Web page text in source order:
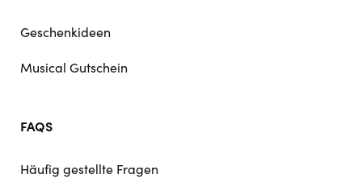
Geschenkideen
Musical Gutschein
FAQS
Häufig gestellte Fragen